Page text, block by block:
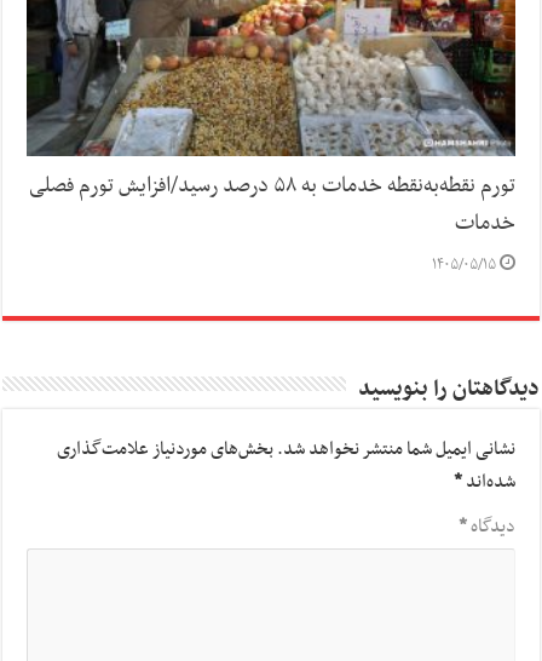
تورم نقطه‌به‌نقطه خدمات به ۵۸ درصد رسید/افزایش تورم فصلی
خدمات
۱۴۰۵/۰۵/۱۵
دیدگاهتان را بنویسید
نشانی ایمیل شما منتشر نخواهد شد.بخش‌های موردنیاز علامت‌گذاری
شده‌اند*
دیدگاه*